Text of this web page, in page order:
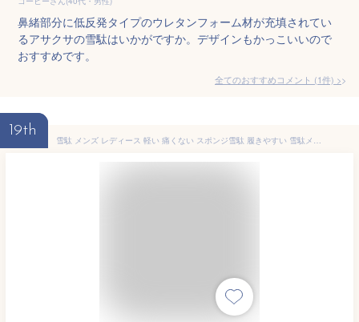
鼻緒部分に低反発タイプのウレタンフォーム材が充填されてい
るアサクサの雪駄はいかがですか。デザインもかっこいいので
おすすめです。
全てのおすすめコメント (1件) >
19th
雪駄 メンズ レディース 軽い 痛くない スポンジ雪駄 履きやすい 雪駄メンズ 送料無料 スポンジ 白 黒 浴衣 甚平 作務衣 普段着着物に 雪駄 和物屋 LL 大きいサイズ せった 成人式 袴 m l ll